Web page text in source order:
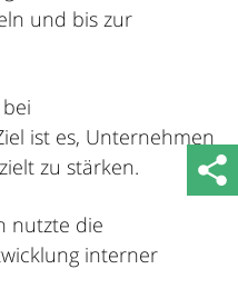
und bis zur
ist es, Unternehmen
zu stärken.
nutzte die
interner